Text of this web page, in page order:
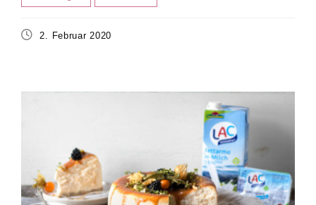
2. Februar 2020